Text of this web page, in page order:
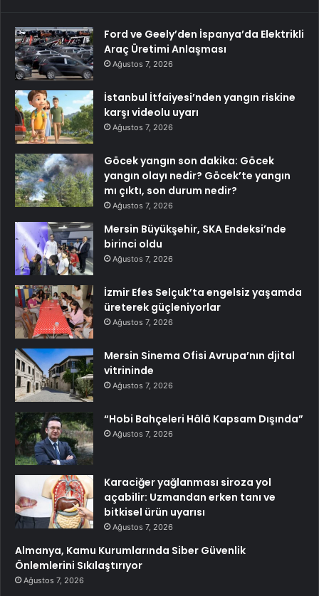
Ford ve Geely’den İspanya’da Elektrikli
Araç Üretimi Anlaşması
Ağustos 7, 2026
İstanbul İtfaiyesi’nden yangın riskine
karşı videolu uyarı
Ağustos 7, 2026
Göcek yangın son dakika: Göcek
yangın olayı nedir? Göcek’te yangın
mı çıktı, son durum nedir?
Ağustos 7, 2026
Mersin Büyükşehir, SKA Endeksi’nde
birinci oldu
Ağustos 7, 2026
İzmir Efes Selçuk’ta engelsiz yaşamda
üreterek güçleniyorlar
Ağustos 7, 2026
Mersin Sinema Ofisi Avrupa’nın djital
vitrininde
Ağustos 7, 2026
“Hobi Bahçeleri Hâlâ Kapsam Dışında”
Ağustos 7, 2026
Karaciğer yağlanması siroza yol
açabilir: Uzmandan erken tanı ve
bitkisel ürün uyarısı
Ağustos 7, 2026
Almanya, Kamu Kurumlarında Siber Güvenlik
Önlemlerini Sıkılaştırıyor
Ağustos 7, 2026